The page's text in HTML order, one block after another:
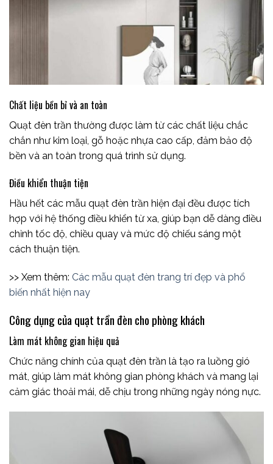
Chất liệu bền bỉ và an toàn
Quạt đèn trần thường được làm từ các chất liệu chắc
chắn như kim loại, gỗ hoặc nhựa cao cấp, đảm bảo độ
bền và an toàn trong quá trình sử dụng.
Điều khiển thuận tiện
Hầu hết các mẫu quạt đèn trần hiện đại đều được tích
hợp với hệ thống điều khiển từ xa, giúp bạn dễ dàng điều
chỉnh tốc độ, chiều quay và mức độ chiếu sáng một
cách thuận tiện.
>> Xem thêm: Các mẫu quạt đèn trang trí đẹp và phổ
biến nhất hiện nay
Công dụng của quạt trần đèn cho phòng khách
Làm mát không gian hiệu quả
Chức năng chính của quạt đèn trần là tạo ra luồng gió
mát, giúp làm mát không gian phòng khách và mang lại
cảm giác thoải mái, dễ chịu trong những ngày nóng nực.